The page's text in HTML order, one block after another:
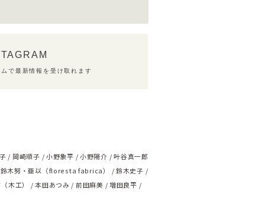
で最新情報を受け取れます
岡崎順子 小野象平 小野陽介
叶谷真一郎
鈴木努・亜以（floresta fabrica）
鈴木史子
木工）
本田あつみ 前田麻美 増田良平